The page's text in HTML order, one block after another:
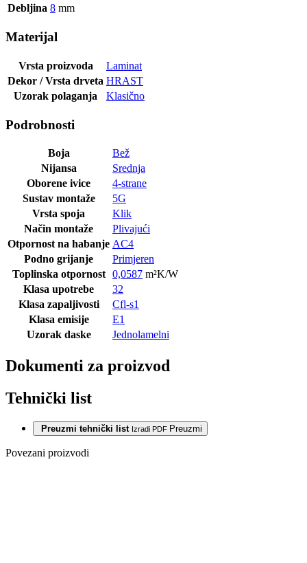
Debljina 8 mm
Materijal
Vrsta proizvoda
Laminat
Dekor / Vrsta drveta HRAST
Uzorak polaganja
Klasično
Podrobnosti
Boja
Bež
Nijansa
Srednja
Oborene ivice
4-strane
Sustav montaže
5G
Vrsta spoja
Klik
Način montaže
Plivajući
Otpornost na habanje AC4
Podno grijanje
Primjeren
Toplinska otpornost
0,0587 m²K/W
Klasa upotrebe
32
Klasa zapaljivosti
Cfl-s1
Klasa emisije
E1
Uzorak daske
Jednolamelni
Dokumenti za proizvod
Tehnički list
Preuzmi tehnički list Izradi PDF Preuzmi
Povezani proizvodi